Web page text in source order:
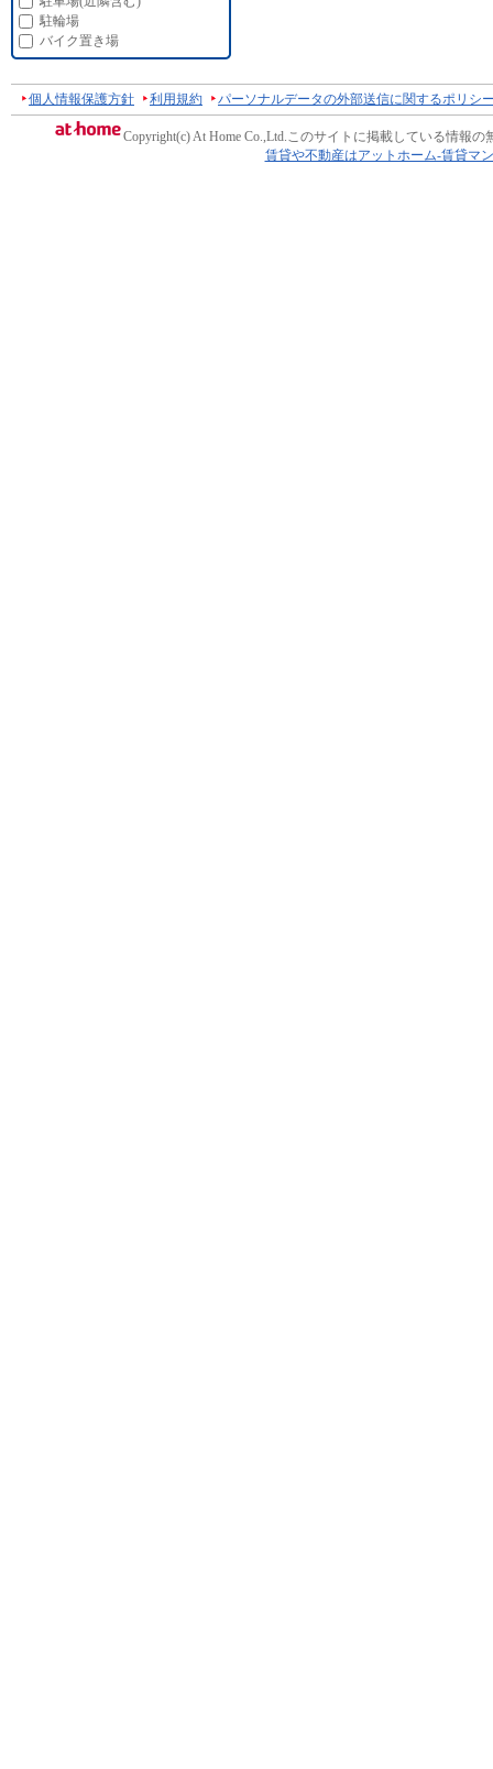
駐輪場
バイク置き場
個人情報保護方針 利用規約 パーソナルデータの外部送信に関するポリシ
Copyright(c) At Home Co.,Ltd.このサイトに掲載している情報の
賃貸や不動産はアットホーム-賃貸マ